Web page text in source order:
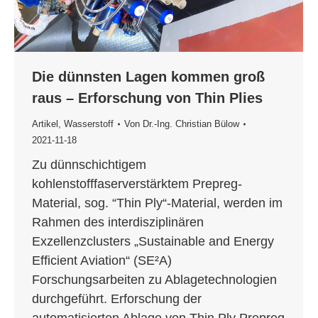
Die dünnsten Lagen kommen groß
raus – Erforschung von Thin Plies
Artikel , Wasserstoff Von Dr.-Ing. Christian Bülow
2021-11-18
Zu dünnschichtigem
kohlenstofffaserverstärktem Prepreg-
Material, sog. “Thin Ply“-Material, werden im
Rahmen des interdisziplinären
Exzellenzclusters „Sustainable and Energy
Efficient Aviation“ (SE²A)
Forschungsarbeiten zu Ablagetechnologien
durchgeführt. Erforschung der